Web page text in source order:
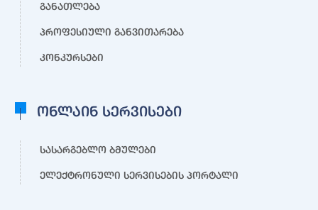
განათლება
პროფესიული განვითარება
კონკურსები
ონლაინ სერვისები
სასარგებლო ბმულები
ელექტრონული სერვისების პორტალი